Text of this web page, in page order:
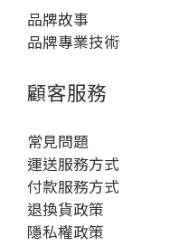
品牌故事
品牌專業技術
顧客服務
常見問題
運送服務方式
付款服務方式
退換貨政策
隱私權政策